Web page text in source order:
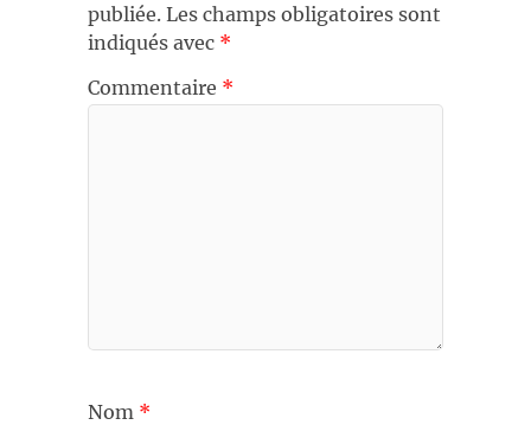
publiée. Les champs obligatoires sont
indiqués avec *
Commentaire *
Nom *